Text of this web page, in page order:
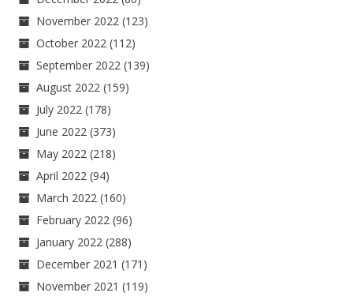
November 2022 (123)
October 2022 (112)
September 2022 (139)
August 2022 (159)
July 2022 (178)
June 2022 (373)
May 2022 (218)
April 2022 (94)
March 2022 (160)
February 2022 (96)
January 2022 (288)
December 2021 (171)
November 2021 (119)